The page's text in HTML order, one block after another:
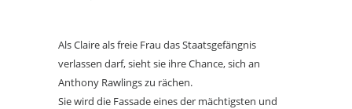
Als Claire als freie Frau das Staatsgefängnis
verlassen darf, sieht sie ihre Chance, sich an
Anthony Rawlings zu rächen.
Sie wird die Fassade eines der mächtigsten und